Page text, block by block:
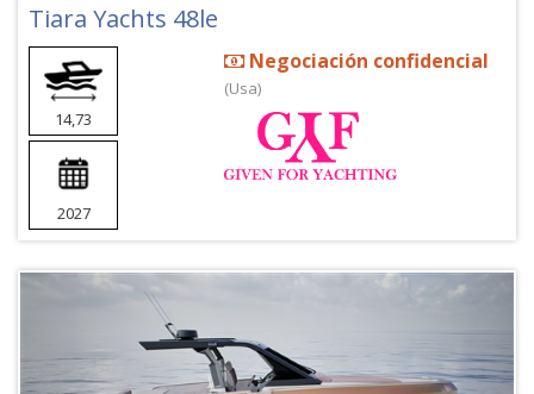
Tiara Yachts 48le
14,73
2027
Negociación confidencial
(Usa)